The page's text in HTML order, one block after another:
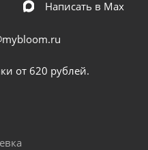
Написать в Мах
от 620 рублей.